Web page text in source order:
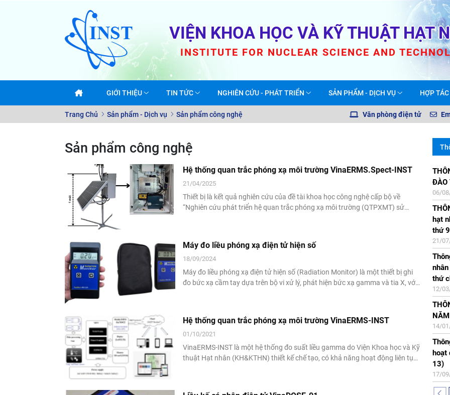
VIỆN KHOA HỌC VÀ KỸ THUẬT HẠT
INSTITUTE FOR NUCLEAR SCIENCE AND
GIỚI THIỆU TIN TỨC NGHIÊN CỨU - PHÁT TRIỂN SẢN PHẨM - DỊCH VỤ HỢP
Văn phòng điện tử
Trang Chủ Sản phẩm - Dịch vụ Sản phẩm công nghệ
Sản phẩm công nghệ
Hệ thống quan trắc phóng xạ môi trường VinaERMS.Spect-INST
21/04/2025
Thiết bị là kết quả nghiên cứu của đề tài khoa học công nghệ cấp bộ về
“Nghiên cứu phát triển hệ quan trắc phóng xạ môi trường (QTPXMT) sử
Máy đo liều phóng xạ điện tử hiện số
18/09/2024
Máy đo liều phóng xạ điện tử hiện số (Radiation Monitor) là một thiết bị ghi
đo bức xạ cầm tay dựa trên bộ vi xử lý, phát hiện bức xạ gamma và tia X, với
Hệ thống quan trắc phóng xạ môi trường VinaERMS-INST
01/10/2021
VinaERMS-INST là một hệ thống đo suất liều gamma do Viện Khoa học và Kỹ
thuật Hạt nhân (KH&KTHN) thiết kế chế tạo, có khả năng hoạt động liên tục
THÔNG BÁO
ĐÀO
06/
hạt
thứ 9
21/
thứ
12/
14/
hoạt
13)
17/
giáo
21/
các
2025
04/
14/
Kết
sư
28/
31/
nhân
23/
và
07/
máy
18/
thực
do
20/
phó
26/
19/
tổng
PGS
04/
Phó
2024
20/
13/
17/